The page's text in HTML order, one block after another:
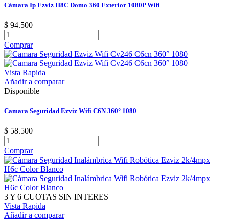
Cámara Ip Ezviz H8C Domo 360 Exterior 1080P Wifi
$ 94.500
Comprar
Vista Rapida
Añadir a comparar
Disponible
Camara Seguridad Ezviz Wifi C6N 360° 1080
$ 58.500
Comprar
3 Y 6 CUOTAS SIN INTERES
Vista Rapida
Añadir a comparar